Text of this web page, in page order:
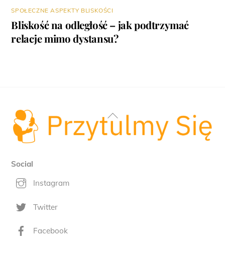
SPOŁECZNE ASPEKTY BLISKOŚCI
Bliskość na odległość – jak podtrzymać
relacje mimo dystansu?
Back
To
Social
Instagram
Twitter
Facebook